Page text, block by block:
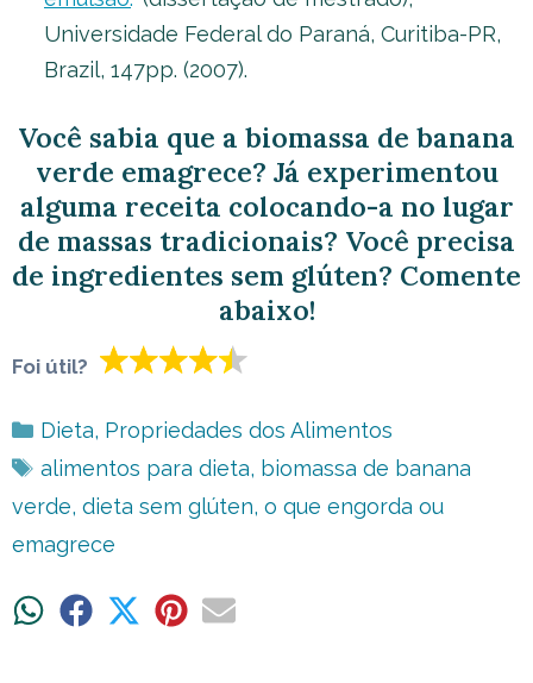
Universidade Federal do Paraná, Curitiba-PR,
Brazil, 147pp. (2007).
Você sabia que a biomassa de banana
verde emagrece? Já experimentou
alguma receita colocando-a no lugar
de massas tradicionais? Você precisa
de ingredientes sem glúten? Comente
abaixo!
Foi útil?
Categorias
Dieta, Propriedades dos Alimentos
Tags
alimentos para dieta, biomassa de banana
verde, dieta sem glúten, o que engorda ou
emagrece
ShareShare ShareShareShare